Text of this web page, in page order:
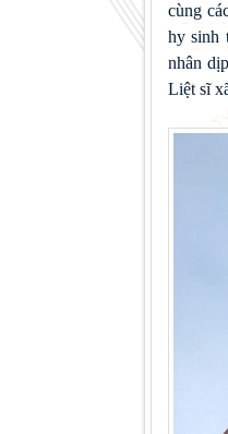
cùng
hy sinh
nhân
Liệt sĩ